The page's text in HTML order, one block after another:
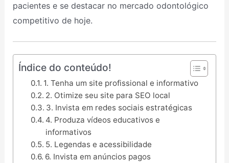
pacientes e se destacar no mercado odontológico
competitivo de hoje.
Índice do conteúdo!
1. Tenha um site profissional e informativo
2. Otimize seu site para SEO local
3. Invista em redes sociais estratégicas
4. Produza vídeos educativos e
informativos
5. Legendas e acessibilidade
6. Invista em anúncios pagos